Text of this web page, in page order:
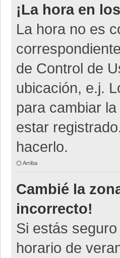
¡La hora en
La hora no es
de Control de
ubicación, e.j.
para cambiar
estar
hacerlo.
Arriba
Cambié la
incorrecto!
Si estás
horario de